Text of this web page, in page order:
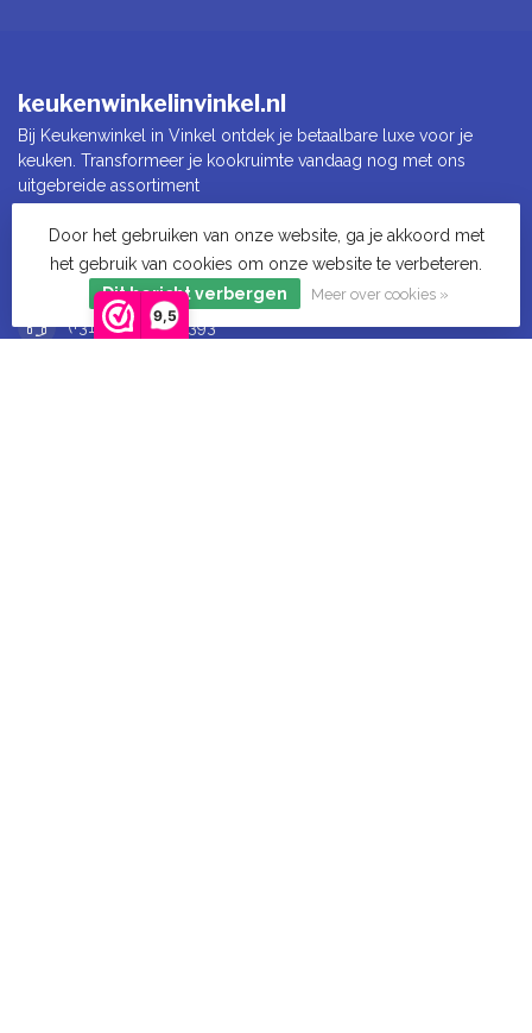
9,5
keukenwinkelinvinkel.nl
Bij Keukenwinkel in Vinkel ontdek je betaalbare luxe voor je
keuken. Transformeer je kookruimte vandaag nog met ons
uitgebreide assortiment
Lindenlaan 12a
5381 GK Vinkel
(+31) 073-532 0 393
Door het gebruiken van onze website, ga je akkoord met
het gebruik van cookies om onze website te verbeteren.
Dit bericht verbergen
Meer over cookies »